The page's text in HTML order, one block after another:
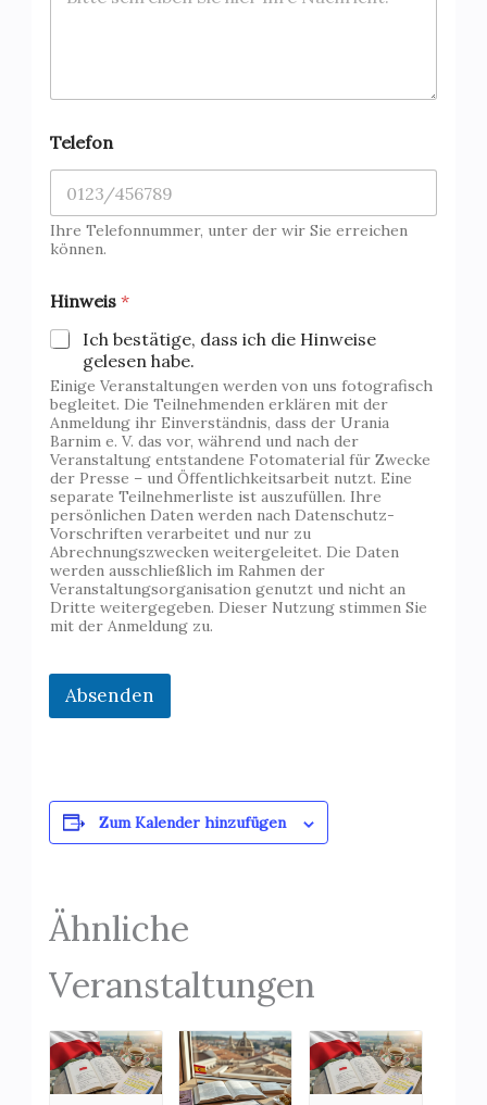
Telefon
Ihre Telefonnummer, unter der wir Sie erreichen
können.
Hinweis *
Ich bestätige, dass ich die Hinweise
gelesen habe.
Einige Veranstaltungen werden von uns fotografisch
begleitet. Die Teilnehmenden erklären mit der
Anmeldung ihr Einverständnis, dass der Urania
Barnim e. V. das vor, während und nach der
Veranstaltung entstandene Fotomaterial für Zwecke
der Presse – und Öffentlichkeitsarbeit nutzt. Eine
separate Teilnehmerliste ist auszufüllen. Ihre
persönlichen Daten werden nach Datenschutz-
Vorschriften verarbeitet und nur zu
Abrechnungszwecken weitergeleitet. Die Daten
werden ausschließlich im Rahmen der
Veranstaltungsorganisation genutzt und nicht an
Dritte weitergegeben. Dieser Nutzung stimmen Sie
mit der Anmeldung zu.
Absenden
Zum Kalender hinzufügen
Ähnliche
Veranstaltungen